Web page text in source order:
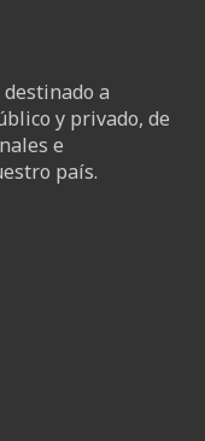
a
y privado, de
e
país.